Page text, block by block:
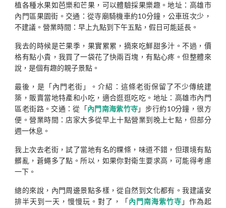
植各種水果如芭樂和芒果，可以體驗採果樂趣。地址：高雄市
內門區果園街。交通：從寺廟騎機車約10分鐘，公車班次少，
不建議。營業時間：早上九點到下午五點，假日可能延長。
我去的時候是芒果季，果實累累，摘來吃鮮甜多汁。不過，價
格有點小貴，我買了一袋花了快兩百塊，有點心疼。但整體來
說，是個有趣的親子景點。
最後，是「內門老街」。介紹：這條老街保留了不少傳統建
築，販賣當地特產和小吃，適合逛逛吃吃。地址：高雄市內門
區老街路。交通：從「內門南海紫竹寺」步行約10分鐘，很方
便。營業時間：店家大多從早上十點營業到晚上七點，但部分
週一休息。
我上次去老街，試了當地有名的粿條，味道不錯，但環境有點
髒亂，蒼蠅多了點。所以，如果你對衛生要求高，可能得考慮
一下。
總的來說，內門周邊景點多樣，從自然到文化都有。我建議安
排半天到一天，慢慢玩。對了，「內門南海紫竹寺 」作為起